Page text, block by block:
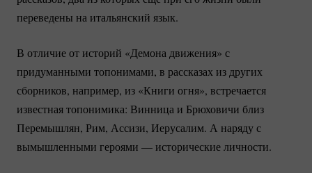
переведены на итальянский язык.
В отличие от историй «Демона движения» с
придуманными топонимами, в рассказах из других
сборников, например, из «Книги огня», встречается
известная топонимика: Винница и Брюховичи близ
Перемышлян, Рим, Ассизи, Иерусалим. А наряду с
вымышленными героями — исторические личности.